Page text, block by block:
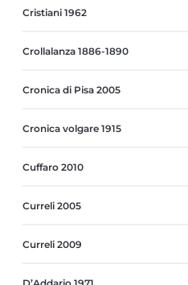
Cristiani 1962
Crollalanza 1886-1890
Cronica di Pisa 2005
Cronica volgare 1915
Cuffaro 2010
Curreli 2005
Curreli 2009